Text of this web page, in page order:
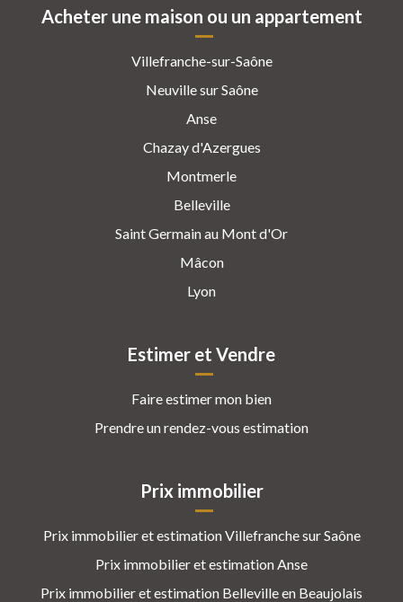
Acheter une maison ou un appartement
Villefranche-sur-Saône
Neuville sur Saône
Anse
Chazay d'Azergues
Montmerle
Belleville
Saint Germain au Mont d'Or
Mâcon
Lyon
Estimer et Vendre
Faire estimer mon bien
Prendre un rendez-vous estimation
Prix immobilier
Prix immobilier et estimation Villefranche sur Saône
Prix immobilier et estimation Anse
Prix immobilier et estimation Belleville en Beaujolais